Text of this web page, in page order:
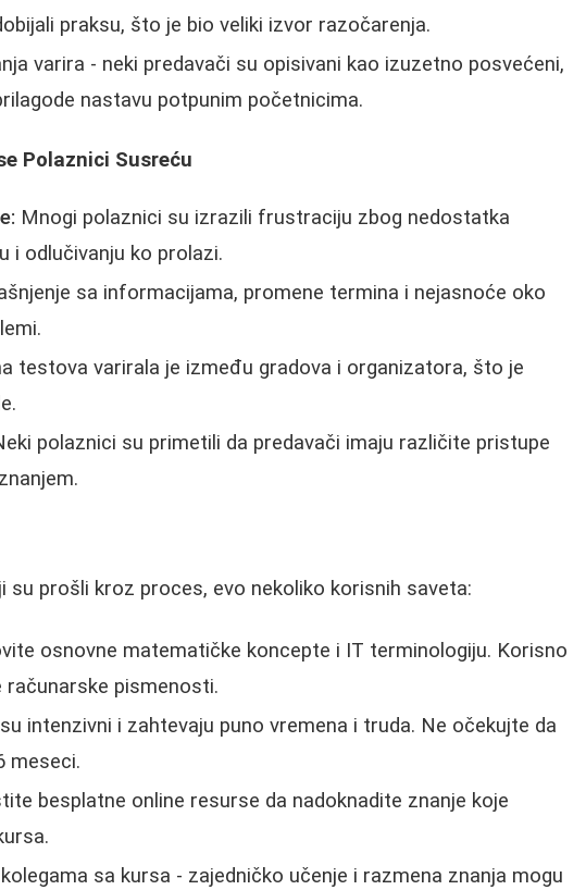
praksu, što je bio veliki izvor razočarenja.
varira - neki predavači su opisivani kao izuzetno posvećeni,
nastavu potpunim početnicima.
Polaznici Susreću
Mnogi polaznici su izrazili frustraciju zbog nedostatka
i odlučivanju ko prolazi.
sa informacijama, promene termina i nejasnoće oko
testova varirala je između gradova i organizatora, što je
polaznici su primetili da predavači imaju različite pristupe
su prošli kroz proces, evo nekoliko korisnih saveta:
osnovne matematičke koncepte i IT terminologiju. Korisno
pismenosti.
intenzivni i zahtevaju puno vremena i truda. Ne očekujte da
meseci.
besplatne online resurse da nadoknadite znanje koje
sa kursa - zajedničko učenje i razmena znanja mogu